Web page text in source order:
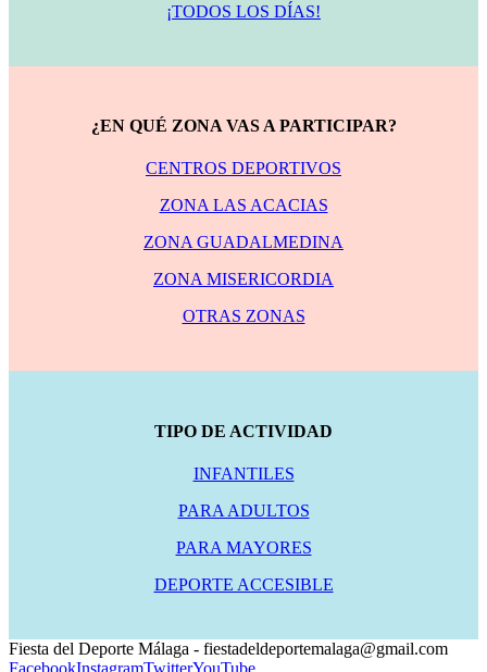
¡TODOS LOS DÍAS!
¿EN QUÉ ZONA VAS A PARTICIPAR?
CENTROS DEPORTIVOS
ZONA LAS ACACIAS
ZONA GUADALMEDINA
ZONA MISERICORDIA
OTRAS ZONAS
TIPO DE ACTIVIDAD
INFANTILES
PARA ADULTOS
PARA MAYORES
DEPORTE ACCESIBLE
Fiesta del Deporte Málaga - fiestadeldeportemalaga@gmail.com
FacebookInstagramTwitterYouTube